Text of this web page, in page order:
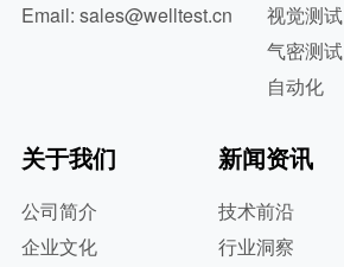
Email: sales@welltest.cn
视觉测试
气密测试
自动化
关于我们
公司简介
企业文化
新闻资讯
技术前沿
行业洞察